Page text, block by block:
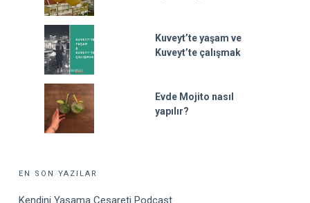
Kuveyt’te yaşam ve
Kuveyt’te çalışmak
Evde Mojito nasıl
yapılır?
EN SON YAZILAR
Kendini Yaşama Cesareti Podcast